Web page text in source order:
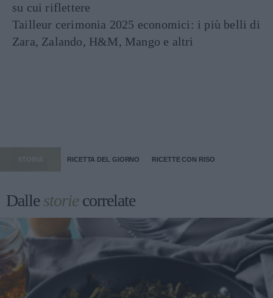
su cui riflettere
Tailleur cerimonia 2025 economici: i più belli di
Zara, Zalando, H&M, Mango e altri
STORIA RICETTA DEL GIORNO RICETTE CON RISO
Dallestoriecorrelate